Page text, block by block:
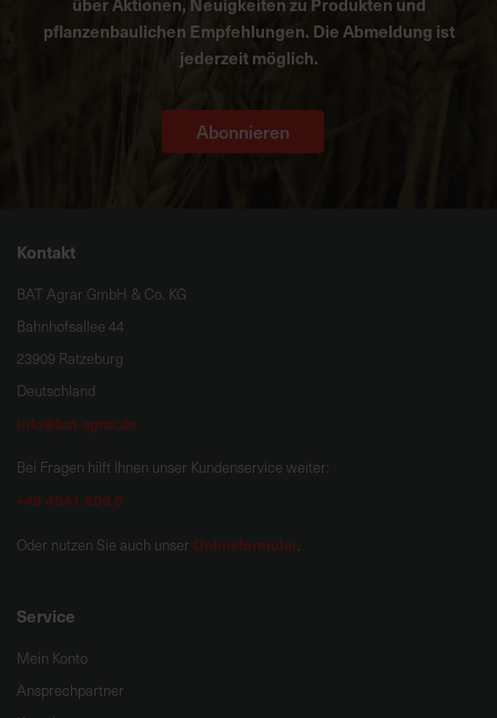
pflanzenbaulichen Empfehlungen. Die Abmeldung ist
jederzeit möglich.
Abonnieren
Kontakt
BAT Agrar GmbH & Co. KG
Bahnhofsallee 44
23909 Ratzeburg
Deutschland
info@bat-agrar.de
Bei Fragen hilft Ihnen unser Kundenservice weiter:
+49 4541 806 0
Oder nutzen Sie auch unser Onlineformular.
Service
Mein Konto
Ansprechpartner